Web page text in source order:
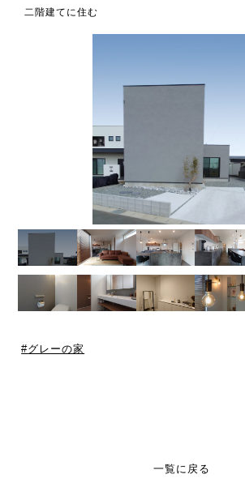
二階建てに住む
グレーの家
一覧に戻る